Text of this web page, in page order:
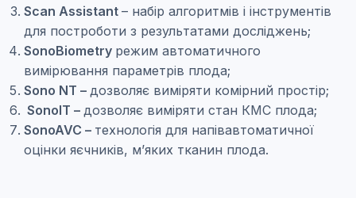
Scan Assistant – набір алгоритмів і інструментів
для построботи з результатами досліджень;
SonoBiometry режим автоматичного
вимірювання параметрів плода;
Sono NT – дозволяє виміряти комірний простір;
SonoIT – дозволяє виміряти стан КМС плода;
SonoAVC – технологія для напівавтоматичної
оцінки яєчників, м’яких тканин плода.